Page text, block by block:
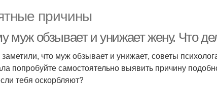
причины
муж обзывает и унижает жену. Что
что муж обзывает и унижает, советы
попробуйте самостоятельно выявить причину
тебя оскорбляют?